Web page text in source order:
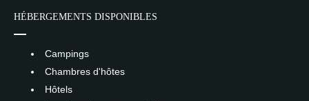
HÉBERGEMENTS DISPONIBLES
Campings
Chambres d'hôtes
Hôtels